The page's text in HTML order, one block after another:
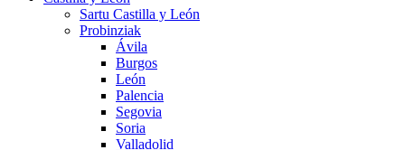
Sartu Castilla y León
Probinziak
Ávila
Burgos
León
Palencia
Segovia
Soria
Valladolid